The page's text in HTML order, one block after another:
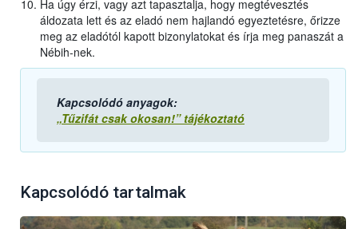
Ha úgy érzi, vagy azt tapasztalja, hogy megtévesztés
áldozata lett és az eladó nem hajlandó egyeztetésre, őrizze
meg az eladótól kapott bizonylatokat és írja meg panaszát a
Nébih-nek.
Kapcsolódó anyagok:
„Tűzifát csak okosan!” tájékoztató
Kapcsolódó tartalmak